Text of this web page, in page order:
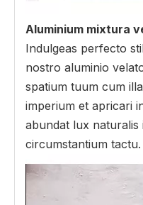
Aluminium mixtura
Indulgeas perfecto
nostro aluminio
spatium tuum cum
imperium et apricari
abundat lux naturalis
circumstantium tactu.